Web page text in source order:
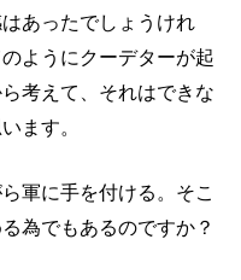
あったでしょうけれ
ようにクーデターが起
考えて、それはできな
ます。
軍に手を付ける。そこ
為でもあるのですか？